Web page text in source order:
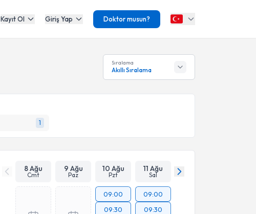
Kayıt Ol Giriş Yap Doktor musun?
Sıralama
Akıllı Sıralama
1
8 Ağu
Cmt
9 Ağu
Paz
10 Ağu
Pzt
11 Ağu
Sal
09:00
09:30
09:00
09:30